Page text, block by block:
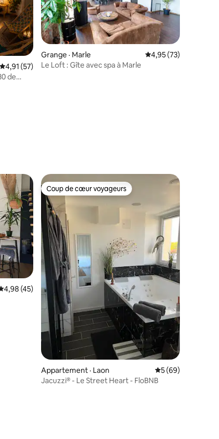
Note moyenne de 4,91 sur 5, 57 commentaires
4,91 (57)
de
Grange · Marle Note moyenne de
4,95 (73)
Le Loft : Gîte avec spa à Marle
plus aimés
moyenne de 4,98 sur 5, 45 commentaires
4,98 (45)
Coup de cœur voyageurs
Coup de cœur voyageurs
Appartement · Laon Note moyenne de
5 (69)
Jacuzzi® - Le Street Heart - FloBNB